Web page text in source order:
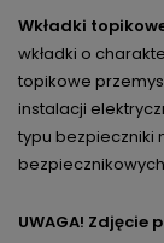
Wkładki
wkładki o
topikowe
instalacji
typu bezpieczniki
UWAGA! Zdjęcie